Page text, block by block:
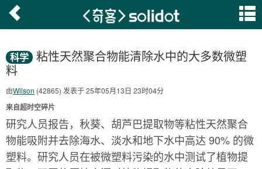
科学 粘性天然聚合物能清除水中的大多数微塑
料
由Wilson (42865) 发表于 25年05月13日 23时04分
来自超时空碎片
研究人员报告，秋葵、胡芦巴提取物等粘性天然聚合
物能吸附并去除海水、淡水和地下水中高达 90% 的微
塑料。研究人员在被微塑料污染的水中测试了植物提